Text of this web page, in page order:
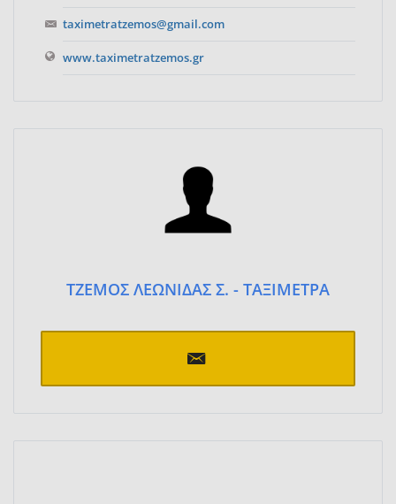
taximetratzemos@gmail.com
www.taximetratzemos.gr
ΤΖΕΜΟΣ ΛΕΩΝΙΔΑΣ Σ. - ΤΑΞΙΜΕΤΡΑ